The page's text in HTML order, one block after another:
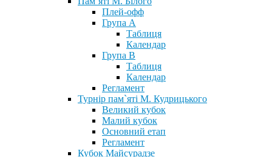
Плей-офф
Група А
Таблиця
Календар
Група В
Таблиця
Календар
Регламент
Турнір пам`яті М. Кудрицького
Великий кубок
Малий кубок
Основний етап
Регламент
Кубок Майсурадзе